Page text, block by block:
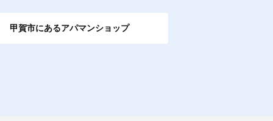
甲賀市にあるアパマンショップ